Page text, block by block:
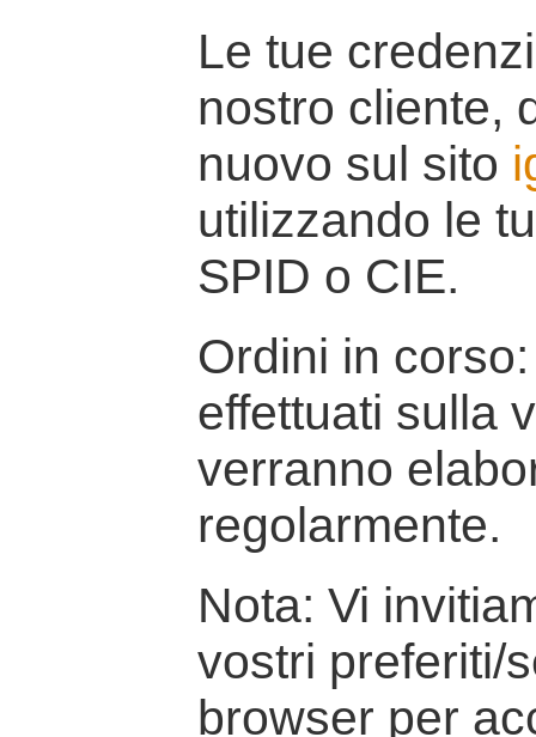
Le tue
nostro cliente,
nuovo sul sito
utilizzando le
SPID o CIE.
Ordini in
effettuati sulla
verranno
regolarmente.
Nota: Vi
vostri preferiti/
browser per